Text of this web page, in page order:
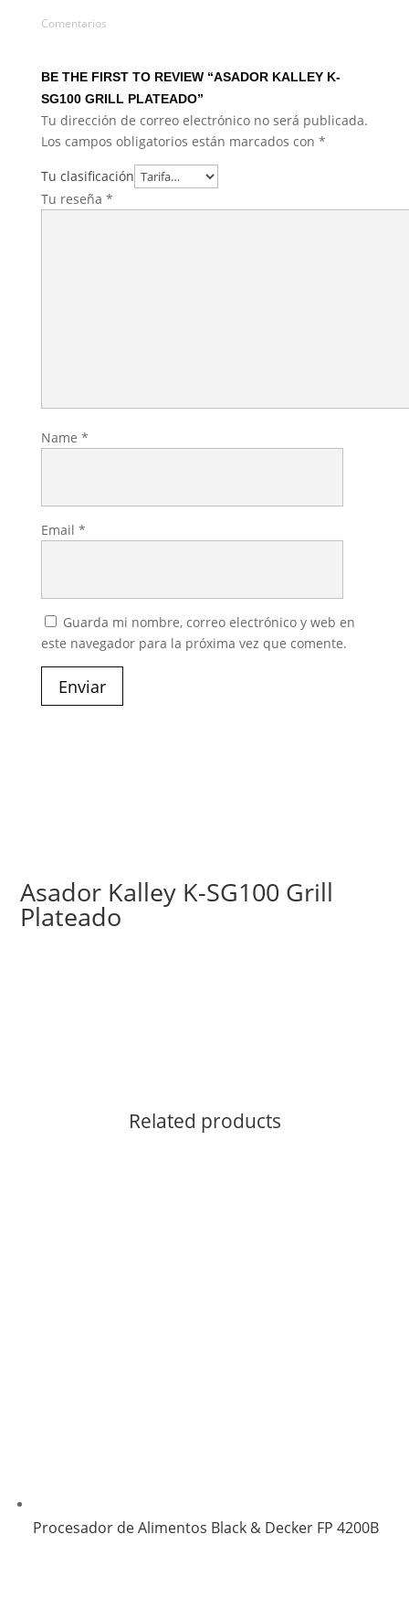
Comentarios
BE THE FIRST TO REVIEW “ASADOR KALLEY K-
SG100 GRILL PLATEADO”
Tu dirección de correo electrónico no será publicada.
Los campos obligatorios están marcados con *
Tu clasificación
Tu reseña *
Name *
Email *
Guarda mi nombre, correo electrónico y web en
este navegador para la próxima vez que comente.
Enviar
Asador Kalley K-SG100 Grill
Plateado
Related products
Procesador de Alimentos Black & Decker FP 4200B